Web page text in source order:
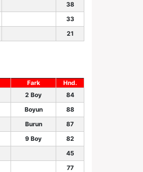
38
33
21
Fark
Hnd.
2 Boy
84
Boyun
88
Burun
87
9 Boy
82
45
77